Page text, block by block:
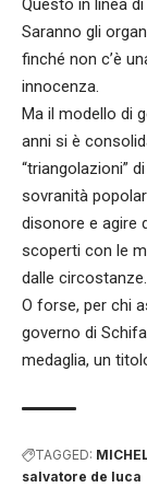
Saranno gli
finché non c’è
innocenza.
Ma il modello di
anni si è
“triangolazioni”
sovranità
disonore e agire
scoperti con le
dalle circostanze.
O forse, per chi
governo di
medaglia, un
TAGGED:
salvatore de luca